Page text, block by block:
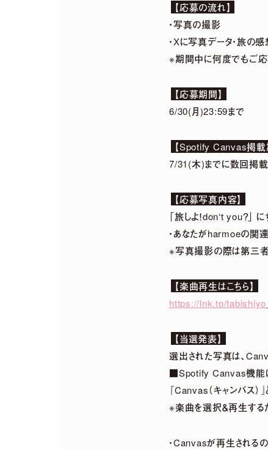
2026.07.29
5th Anniversary
Special〜 グッズ事
2026.07.29
2026.07.22
【応募の流れ】
・写真の撮影
・Xに写真データ・旅
※期間中に何度でもご応
【応募期間】
6/30(月)23:59まで
【Spotify Canvas掲載
7/31(木)までに数回掲
【応募写真内容】
「旅しよ！don‘t you？」
・あなたがharmoeの関
※写真撮影の際は第三者
【楽曲再生はこちら】
https://lnk.to/
【当選発表】
選出された写真は、
■Spotify Canvas機能
『Canvas（キャンバス
※楽曲を選択＆再生する
・Canvasが再生される